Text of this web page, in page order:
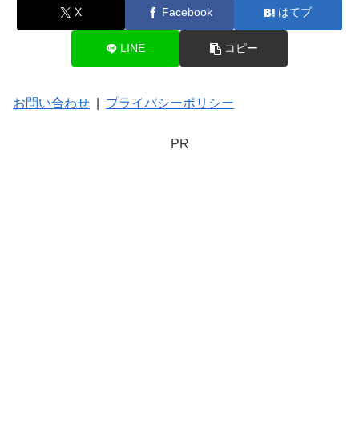
X Facebook はてブ
LINE コピー
お問い合わせ プライバシーポリシー
PR